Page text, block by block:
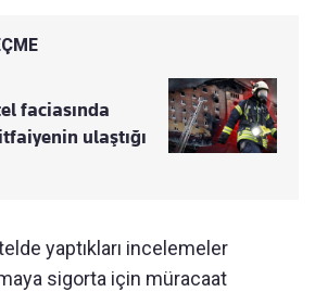
faciasında
ulaştığı
yaptıkları incelemeler
sigorta için müracaat